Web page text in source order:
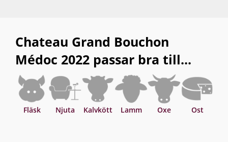
Chateau Grand Bouchon
Médoc 2022 passar bra till...
Fläsk Njuta Kalvkött Lamm Oxe Ost